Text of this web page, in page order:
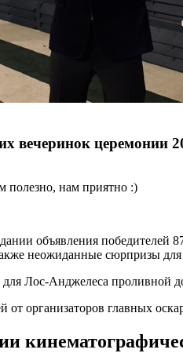
вечеринок церемонии
полезно, нам приятно :)
объявления победителей
неожиданные сюрпризы для
Лос-Анджелеса проливной
организаторов главных